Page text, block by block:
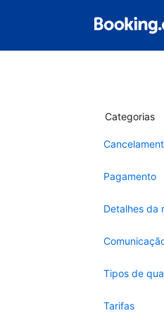
Categorias
Pagamento
Detalhes da
Tipos de
Tarifas